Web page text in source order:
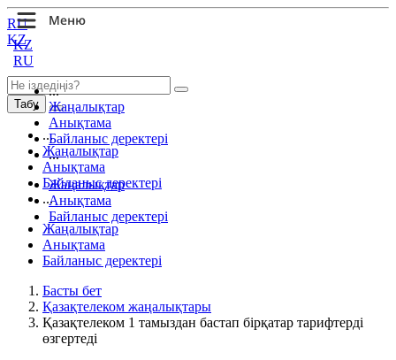
KZ
RU
...
Жаңалықтар
Анықтама
Байланыс деректері
...
Жаңалықтар
Анықтама
Байланыс деректері
RU
KZ
Табу
...
Жаңалықтар
Анықтама
Байланыс деректері
...
Жаңалықтар
Анықтама
Байланыс деректері
Басты бет
Қазақтелеком жаңалықтары
Қазақтелеком 1 тамыздан бастап бірқатар тарифтерді
өзгертеді